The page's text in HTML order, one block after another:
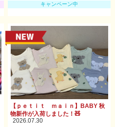
キャンペーン中
【ｐｅｔｉｔ ｍａｉｎ】BABY 秋
物新作が入荷しました！🧸
2026.07.30